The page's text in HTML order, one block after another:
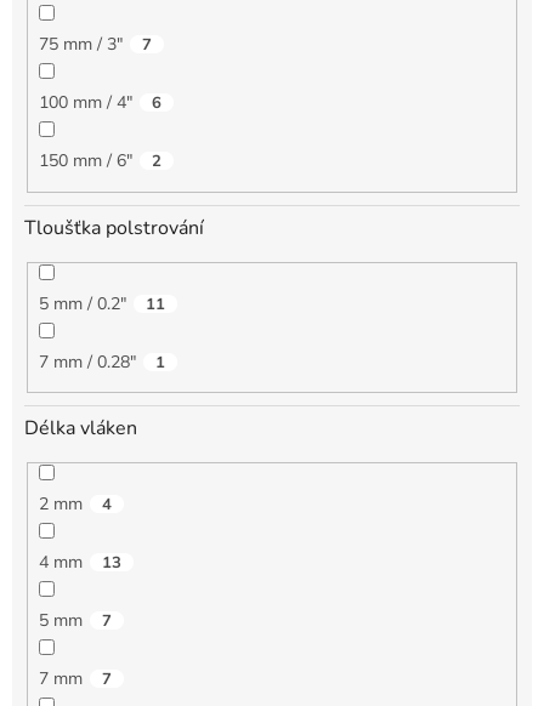
75 mm / 3" 7
100 mm / 4" 6
150 mm / 6" 2
Tloušťka polstrování
5 mm / 0.2" 11
7 mm / 0.28" 1
Délka vláken
2 mm 4
4 mm 13
5 mm 7
7 mm 7